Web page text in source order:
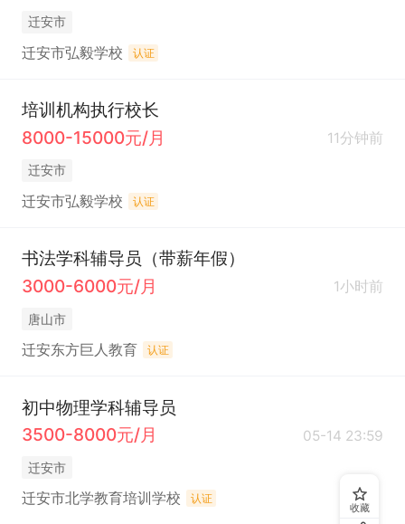
迁安市
迁安市弘毅学校 认证
培训机构执行校长
8000-15000元/月
11分钟前
迁安市
迁安市弘毅学校 认证
书法学科辅导员（带薪年假）
3000-6000元/月
1小时前
唐山市
迁安东方巨人教育 认证
初中物理学科辅导员
3500-8000元/月
05-14 23:59
迁安市
迁安市北学教育培训学校 认证
收藏